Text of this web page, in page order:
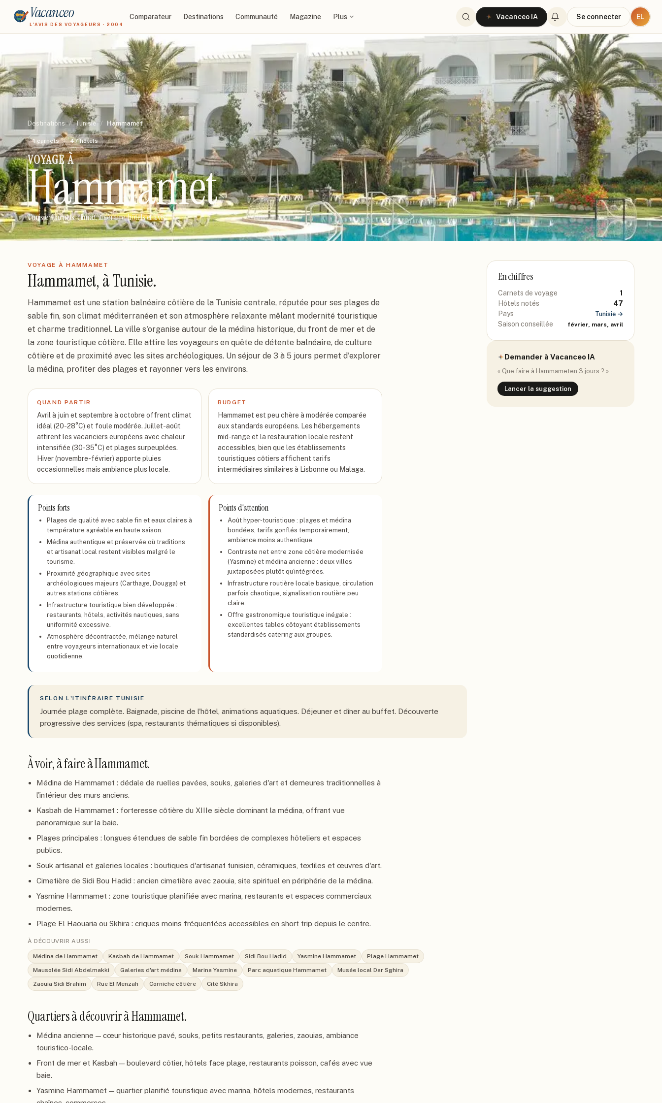
Vacanceo
L'AVIS DES VOYAGEURS · 2004
Comparateur Destinations Communauté Magazine Plus Vacanceo IA Se connecter EL
Destinations / Tunisie / Hammamet
1 carnets 47hôtels
VOYAGE À
Hammamet
Tunisie· Carnets, climat, itinéraire, hôtels et avis
VOYAGE À HAMMAMET
Hammamet, à Tunisie.
Hammamet est une station balnéaire côtière de la Tunisie centrale, réputée pour ses plages de
sable fin, son climat méditerranéen et son atmosphère relaxante mêlant modernité touristique
et charme traditionnel. La ville s'organise autour de la médina historique, du front de mer et de
la zone touristique côtière. Elle attire les voyageurs en quête de détente balnéaire, de culture
côtière et de proximité avec les sites archéologiques. Un séjour de 3 à 5 jours permet d'explorer
la médina, profiter des plages et rayonner vers les environs.
QUAND PARTIR
Avril à juin et septembre à octobre offrent climat
idéal (20-28°C) et foule modérée. Juillet-août
attirent les vacanciers européens avec chaleur
intensifiée (30-35°C) et plages surpeuplées.
Hiver (novembre-février) apporte pluies
occasionnelles mais ambiance plus locale.
BUDGET
Hammamet est peu chère à modérée comparée
aux standards européens. Les hébergements
mid-range et la restauration locale restent
accessibles, bien que les établissements
touristiques côtiers affichent tarifs
intermédiaires similaires à Lisbonne ou Malaga.
Points forts
Plages de qualité avec sable fin et eaux claires à
température agréable en haute saison.
Médina authentique et préservée où traditions
et artisanat local restent visibles malgré le
tourisme.
Proximité géographique avec sites
archéologiques majeurs (Carthage, Dougga) et
autres stations côtières.
Infrastructure touristique bien développée :
restaurants, hôtels, activités nautiques, sans
uniformité excessive.
Atmosphère décontractée, mélange naturel
entre voyageurs internationaux et vie locale
quotidienne.
Points d'attention
Août hyper-touristique : plages et médina
bondées, tarifs gonflés temporairement,
ambiance moins authentique.
Contraste net entre zone côtière modernisée
(Yasmine) et médina ancienne : deux villes
juxtaposées plutôt qu'intégrées.
Infrastructure routière locale basique, circulation
parfois chaotique, signalisation routière peu
claire.
Offre gastronomique touristique inégale :
excellentes tables côtoyant établissements
standardisés catering aux groupes.
SELON L'ITINÉRAIRE TUNISIE
Journée plage complète. Baignade, piscine de l'hôtel, animations aquatiques. Déjeuner et dîner au buffet. Découverte
progressive des services (spa, restaurants thématiques si disponibles).
À voir, à faire àHammamet.
Médina de Hammamet : dédale de ruelles pavées, souks, galeries d'art et demeures traditionnelles à
l'intérieur des murs anciens.
Kasbah de Hammamet : forteresse côtière du XIIIe siècle dominant la médina, offrant vue
panoramique sur la baie.
Plages principales : longues étendues de sable fin bordées de complexes hôteliers et espaces
publics.
Souk artisanal et galeries locales : boutiques d'artisanat tunisien, céramiques, textiles et œuvres d'art.
Cimetière de Sidi Bou Hadid : ancien cimetière avec zaouia, site spirituel en périphérie de la médina.
Yasmine Hammamet : zone touristique planifiée avec marina, restaurants et espaces commerciaux
modernes.
Plage El Haouaria ou Skhira : criques moins fréquentées accessibles en short trip depuis le centre.
À DÉCOUVRIR AUSSI
Médina de Hammamet Kasbah de Hammamet Souk Hammamet Sidi Bou Hadid Yasmine Hammamet
Plage Hammamet
Mausolée Sidi Abdelmakki
Galeries d'art médina Marina Yasmine Parc aquatique Hammamet
Musée local Dar Sghira
Zaouia Sidi Brahim
Rue El Menzah Corniche côtière Cité Skhira
Quartiers à découvrir àHammamet.
Médina ancienne — cœur historique pavé, souks, petits restaurants, galeries, zaouias, ambiance
touristico-locale.
Front de mer et Kasbah — boulevard côtier, hôtels face plage, restaurants poisson, cafés avec vue
baie.
Yasmine Hammamet — quartier planifié touristique avec marina, hôtels modernes, restaurants
En chiffres
Carnets de voyage
1
Hôtels notés
47
Pays
Tunisie →
Saison conseillée février, mars, avril
Demander à Vacanceo IA
« Que faire à Hammameten 3 jours ? »
Lancer la suggestion